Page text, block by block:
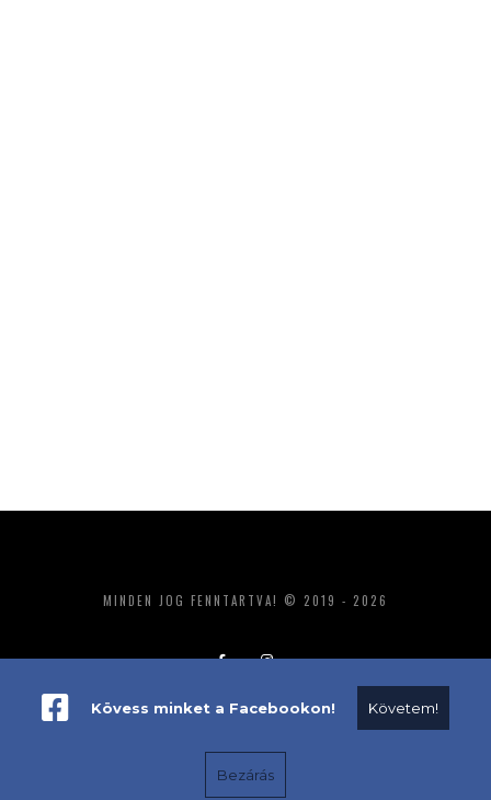
MINDEN JOG FENNTARTVA! © 2019 - 2026
ADATKEZELÉS IMPRESSZUM MÉDIAAJÁNLAT
Kövess minket a Facebookon! Követem!
Bezárás